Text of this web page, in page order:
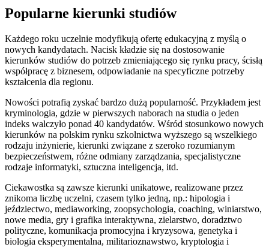
Popularne kierunki studiów
Każdego roku uczelnie modyfikują ofertę edukacyjną z myślą o
nowych kandydatach. Nacisk kładzie się na dostosowanie
kierunków studiów do potrzeb zmieniającego się rynku pracy, ścisłą
współpracę z biznesem, odpowiadanie na specyficzne potrzeby
kształcenia dla regionu.
Nowości potrafią zyskać bardzo dużą popularność. Przykładem jest
kryminologia, gdzie w pierwszych naborach na studia o jeden
indeks walczyło ponad 40 kandydatów. Wśród stosunkowo nowych
kierunków na polskim rynku szkolnictwa wyższego są wszelkiego
rodzaju inżynierie, kierunki związane z szeroko rozumianym
bezpieczeństwem, różne odmiany zarządzania, specjalistyczne
rodzaje informatyki, sztuczna inteligencja, itd.
Ciekawostka są zawsze kierunki unikatowe, realizowane przez
znikoma liczbę uczelni, czasem tylko jedną, np.: hipologia i
jeździectwo, mediaworking, zoopsychologia, coaching, winiarstwo,
nowe media, gry i grafika interaktywna, zielarstwo, doradztwo
polityczne, komunikacja promocyjna i kryzysowa, genetyka i
biologia eksperymentalna, militarioznawstwo, kryptologia i